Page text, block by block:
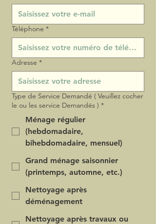
Téléphone *
Adresse *
Type de Service Demandé ( Veuillez cocher
le ou les service Demandés ) *
Ménage régulier
(hebdomadaire,
bihebdomadaire, mensuel)
Grand ménage saisonnier
(printemps, automne, etc.)
Nettoyage après
déménagement
Nettoyage après travaux ou